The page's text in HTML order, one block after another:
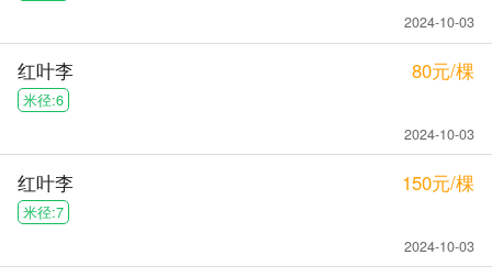
2024-10-03
红叶李 80元/棵
米径:6
2024-10-03
红叶李 150元/棵
米径:7
2024-10-03